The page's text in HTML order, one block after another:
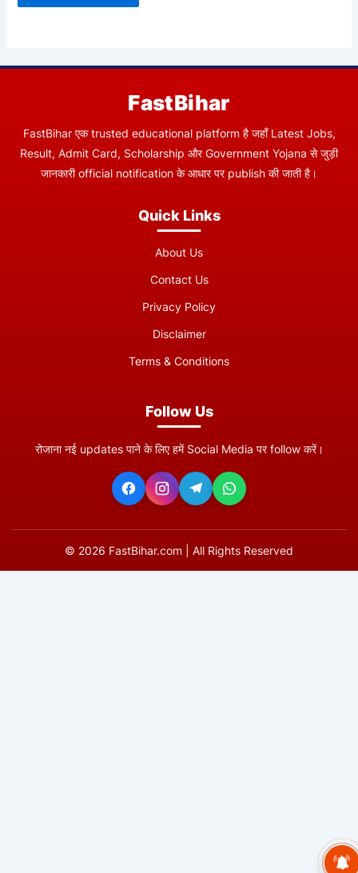
FastBihar
FastBihar एक trusted educational platform है जहाँ Latest Jobs,
Result, Admit Card, Scholarship और Government Yojana से जुड़ी
जानकारी official notification के आधार पर publish की जाती है।
Quick Links
About Us
Contact Us
Privacy Policy
Disclaimer
Terms & Conditions
Follow Us
रोजाना नई updates पाने के लिए हमें Social Media पर follow करें।
© 2026 FastBihar.com | All Rights Reserved